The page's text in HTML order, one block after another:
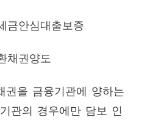
금안심대출보증
채권양도
권을 금융기관에 양하는
관의 경우에만 담보 인